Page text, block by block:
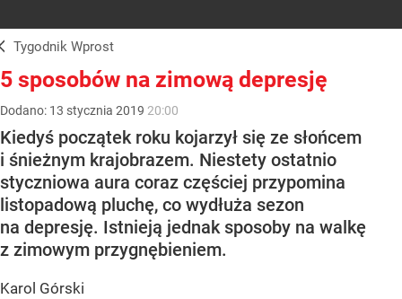
Tygodnik Wprost
5 sposobów na zimową depresję
Dodano: 13 stycznia 2019 20:00
Kiedyś początek roku kojarzył się ze słońcem
i śnieżnym krajobrazem. Niestety ostatnio
styczniowa aura coraz częściej przypomina
listopadową pluchę, co wydłuża sezon
na depresję. Istnieją jednak sposoby na walkę
z zimowym przygnębieniem.
Karol Górski